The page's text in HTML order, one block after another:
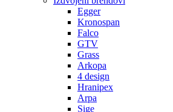
Egger
Kronospan
Falco
GTV
Grass
Arkopa
4 design
Hranipex
Arpa
Sige